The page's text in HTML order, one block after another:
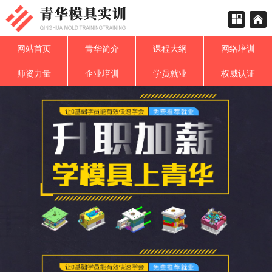
网站首页 青华简介 课程大纲 网络培训
师资力量 企业培训 学员就业 权威认证